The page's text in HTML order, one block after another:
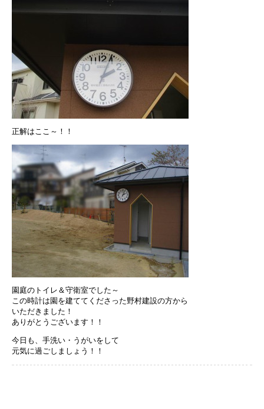
正解はここ～！！
園庭のトイレ＆守衛室でした～
この時計は園を建ててくださった野村建設の方から
いただきました！
ありがとうございます！！
今日も、手洗い・うがいをして
元気に過ごしましょう！！